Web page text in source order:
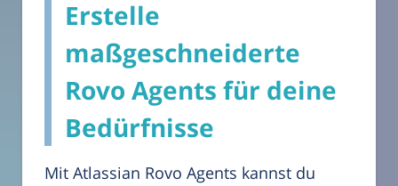
Erstelle
maßgeschneiderte
Rovo Agents für deine
Bedürfnisse
Mit Atlassian Rovo Agents kannst du